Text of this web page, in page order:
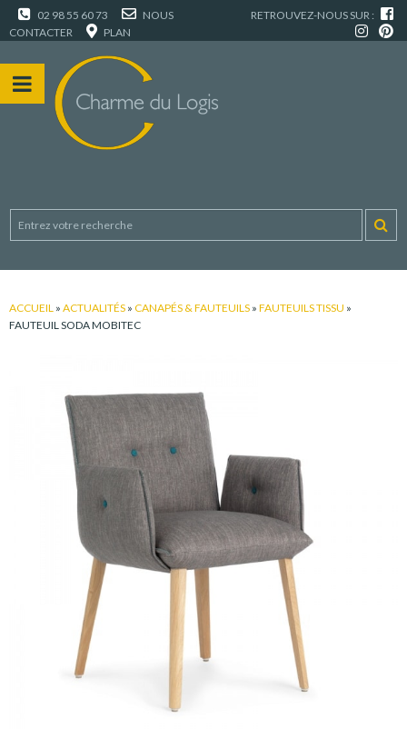
02 98 55 60 73
NOUS
CONTACTER
PLAN
RETROUVEZ-NOUS SUR :
ACCUEIL » ACTUALITÉS » CANAPÉS & FAUTEUILS » FAUTEUILS TISSU »
FAUTEUIL SODA MOBITEC